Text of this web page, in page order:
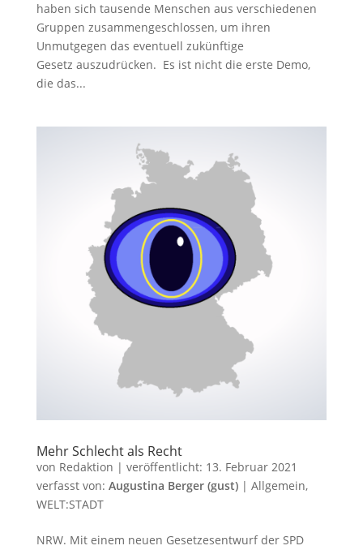
haben sich tausende Menschen aus verschiedenen
Gruppen zusammengeschlossen, um ihren
Unmutgegen das eventuell zukünftige
Gesetz auszudrücken. Es ist nicht die erste Demo,
die das...
Mehr Schlecht als Recht
von Redaktion | veröffentlicht: 13. Februar 2021
verfasst von: Augustina Berger (gust)| Allgemein,
WELT:STADT
NRW. Mit einem neuen Gesetzesentwurf der SPD